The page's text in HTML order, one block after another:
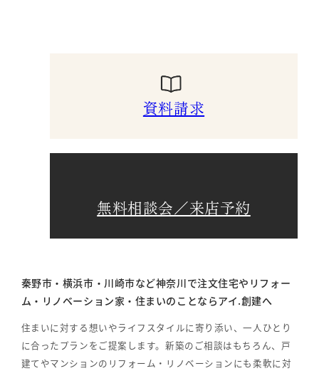
資料請求
無料相談会／来店予約
秦野市・横浜市・川崎市など神奈川で注文住宅やリフォー
ム・リノベーション家・住まいのことならアイ.創建へ
住まいに対する想いやライフスタイルに寄り添い、一人ひとり
に合ったプランをご提案します。新築のご相談はもちろん、戸
建てやマンションのリフォーム・リノベーションにも柔軟に対